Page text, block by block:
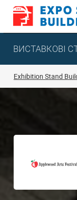
Перейти
змісту
ВИСТАВКОВІ
Exhibition Stand